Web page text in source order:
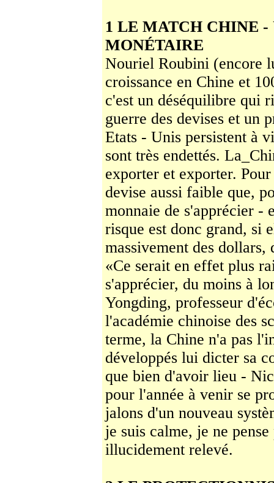
1 LE MATCH CHINE -
MONÉTAIRE
Nouriel Roubini (encore
croissance en Chine et
c'est un déséquilibre qui
guerre des de­vises et un
Etats - Unis persistent à
sont très endettés.
exporter et ex­porter.
devise aussi faible que,
monnaie de s'apprécier -
risque est donc grand, si
massivement des
«Ce serait en effet plus
s'apprécier, du moins à
Yongding, professeur
l'académie chinoise des
terme, la Chine n'a pas
développés lui dicter sa
que bien d'avoir lieu -
pour l'an­née à venir se
jalons d'un nouveau
je suis calme, je ne
illucidement relevé.